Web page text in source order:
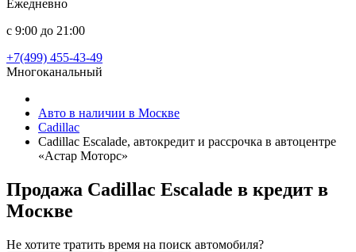
Ежедневно
с 9:00 до 21:00
+7(499) 455-43-49
Многоканальный
Авто в наличии в Москве
Cadillac
Cadillac Escalade, автокредит и рассрочка в автоцентре
«Астар Моторс»
Продажа Cadillac Escalade в кредит в
Москве
Не хотите тратить время на поиск автомобиля?